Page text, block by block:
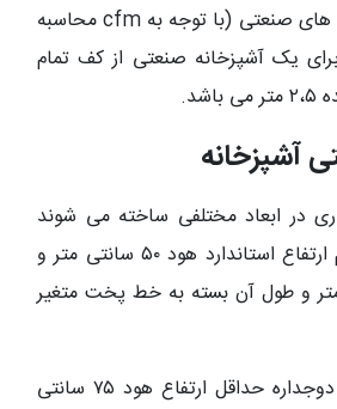
متری کانال بالای هود های صنعتی (با توجه به cfm محاسبه
یک آشپزخانه صنعتی از کف تمام
آشپزخانه
در ابعاد مختلفی ساخته می شوند
ولی باید دقت نماییم ارتفاع استاندارد هود ۵۰ سانتی متر و
سانتی متر و طول آن بسته به خط پخت متغیر
در هود های صنعتی دوجداره حداقل ارتفاع هود ۷۵ سانتی